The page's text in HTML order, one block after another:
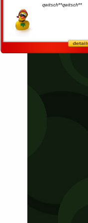
qwitsch**qwitsch**